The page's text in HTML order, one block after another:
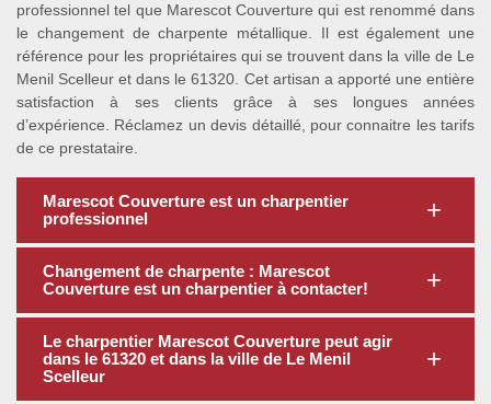
professionnel tel que Marescot Couverture qui est renommé dans
le changement de charpente métallique. Il est également une
référence pour les propriétaires qui se trouvent dans la ville de Le
Menil Scelleur et dans le 61320. Cet artisan a apporté une entière
satisfaction à ses clients grâce à ses longues années
d’expérience. Réclamez un devis détaillé, pour connaitre les tarifs
de ce prestataire.
Marescot Couverture est un charpentier
professionnel
Changement de charpente : Marescot
Couverture est un charpentier à contacter!
Le charpentier Marescot Couverture peut agir
dans le 61320 et dans la ville de Le Menil
Scelleur